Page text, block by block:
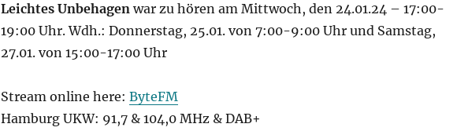
Leichtes Unbehagen war zu hören am Mittwoch, den 24.01.24 – 17:00-
19:00 Uhr. Wdh.: Donnerstag, 25.01. von 7:00-9:00 Uhr und Samstag,
27.01. von 15:00-17:00 Uhr
Stream online here: ByteFM
Hamburg UKW: 91,7 & 104,0 MHz & DAB+